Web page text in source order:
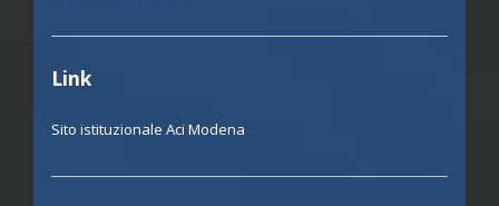
Link
Sito istituzionale Aci Modena